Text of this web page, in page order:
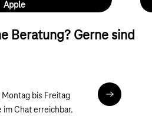
Apple
Beratung? Gerne sind
Montag bis Freitag
im Chat erreichbar.
Chat